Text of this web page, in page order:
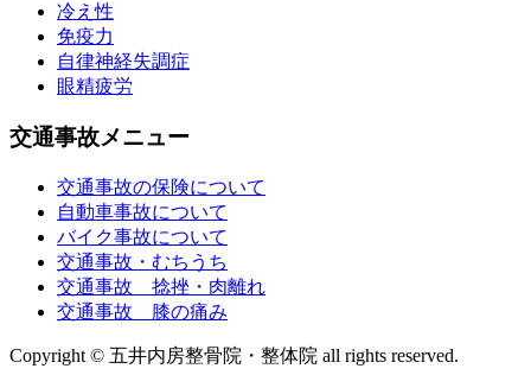
冷え性
免疫力
自律神経失調症
眼精疲労
交通事故メニュー
交通事故の保険について
自動車事故について
バイク事故について
交通事故・むちうち
交通事故 捻挫・肉離れ
交通事故 膝の痛み
Copyright © 五井内房整骨院・整体院 all rights reserved.